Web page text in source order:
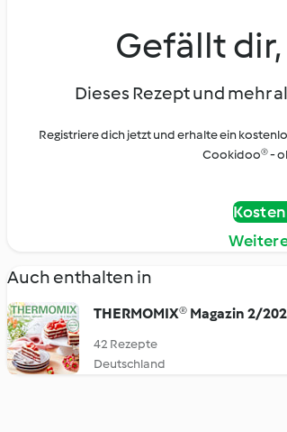
Gefällt
Dieses Rezept und mehr
Registriere dich jetzt und erhalte ein
Cookidoo® -
Auch enthalten in
THERMOMIX® Magazin 2/
42 Rezepte
Deutschland